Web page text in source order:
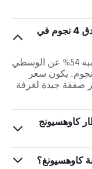
هل الأسعار في هوتل دوا قابلة للمقارنة بفنادق 4 نجوم في
متوسط سعر الليلة في هوتل دوا أرخص بنسبة 54% عن الوسطي
في مدينة كاوهسيونغ لفنادق ذات تصنيف 4 نجوم. يكون سعر
﷼، والتي تعتبر صفقة جيدة لغرفة
كاوهسيونج
كاوهسيونغ؟